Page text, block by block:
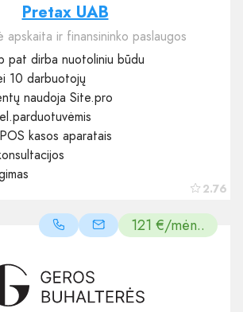
2.76
Pretax UAB
apskaita ir finansininko paslaugos
pat dirba nuotoliniu būdu
10 darbuotojų
naudoja Site.pro
kasos aparatais
121 €/mėn..